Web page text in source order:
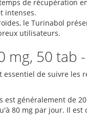
de récupération
intenses.
le Turinabol
utilisateurs.
50 tab
de suivre les
est généralement de
80 mg par jour. Il est